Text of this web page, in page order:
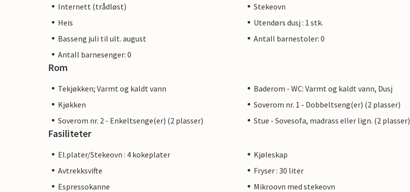
Internett (trådløst)
Stekeovn
Heis
Utendørs dusj : 1 stk.
Basseng juli til ult. august
Antall barnestoler: 0
Antall barnesenger: 0
Rom
Tekjøkken; Varmt og kaldt vann
Baderom - WC: Varmt og kaldt vann, Dusj
Kjøkken
Soverom nr. 1 - Dobbeltseng(er) (2 plasser)
Soverom nr. 2 - Enkeltsenge(er) (2 plasser)
Stue - Sovesofa, madrass eller lign. (2 plasser)
Fasiliteter
El.plater/Stekeovn : 4 kokeplater
Kjøleskap
Avtrekksvifte
Fryser : 30 liter
Espressokanne
Mikroovn med stekeovn